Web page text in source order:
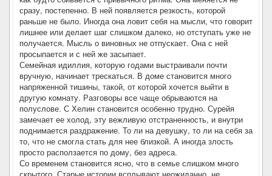
сразу, постепенно. В ней появляется резкость, которой
раньше не было. Иногда она ловит себя на мысли, что говорит
лишнее или делает шаг слишком далеко, но отступать уже не
получается. Мысль о виновных не отпускает. Она с ней
просыпается и с ней же засыпает.
Семейная идиллия, которую годами выстраивали почти
вручную, начинает трескаться. В доме становится много
напряженной тишины, такой, от которой хочется выйти в
другую комнату. Разговоры все чаще обрываются на
полуслове. С Хелин становится особенно трудно. Сурейя
замечает ее холод, эту вежливую отстраненность, и внутри
поднимается раздражение. То ли на девушку, то ли на себя за
то, что не смогла стать для нее близкой. А иногда злость
просто расползается по дому, без адреса.
Со временем становится ясно, что в семье слишком много